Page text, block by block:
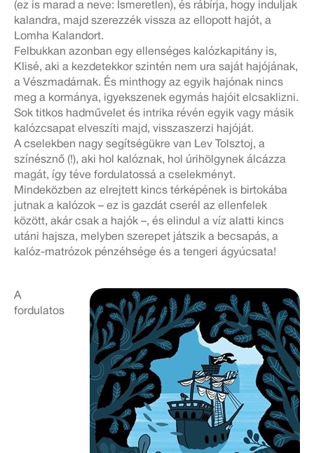
(ez is marad a neve: Ismeretlen), és rábírja, hogy induljak
kalandra, majd szerezzék vissza az ellopott hajót, a
Lomha Kalandort.
Felbukkan azonban egy ellenséges kalózkapitány is,
Klisé, aki a kezdetekkor szintén nem ura saját hajójának,
a Vészmadárnak. És minthogy az egyik hajónak nincs
meg a kormánya, igyekszenek egymás hajóit elcsaklizni.
Sok titkos hadművelet és intrika révén egyik vagy másik
kalózcsapat elveszíti majd, visszaszerzi hajóját.
A cselekben nagy segítségükre van Lev Tolsztoj, a
színésznő (!), aki hol kalóznak, hol úrihölgynek álcázza
magát, így téve fordulatossá a cselekményt.
Mindeközben az elrejtett kincs térképének is birtokába
jutnak a kalózok – ez is gazdát cserél az ellenfelek
között, akár csak a hajók –, és elindul a víz alatti kincs
utáni hajsza, melyben szerepet játszik a becsapás, a
kalóz-matrózok pénzéhsége és a tengeri ágyúcsata!
A
fordulatos